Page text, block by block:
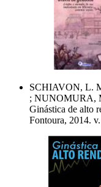
SCHIAVON, L.
; NUNOMURA,
Ginástica de alto
Fontoura, 2014.